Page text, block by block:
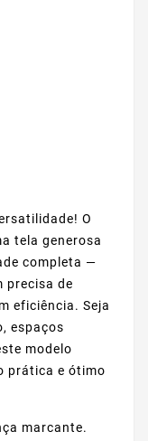
O
tela generosa
completa —
precisa de
eficiência. Seja
espaços
modelo
prática e ótimo
marcante.